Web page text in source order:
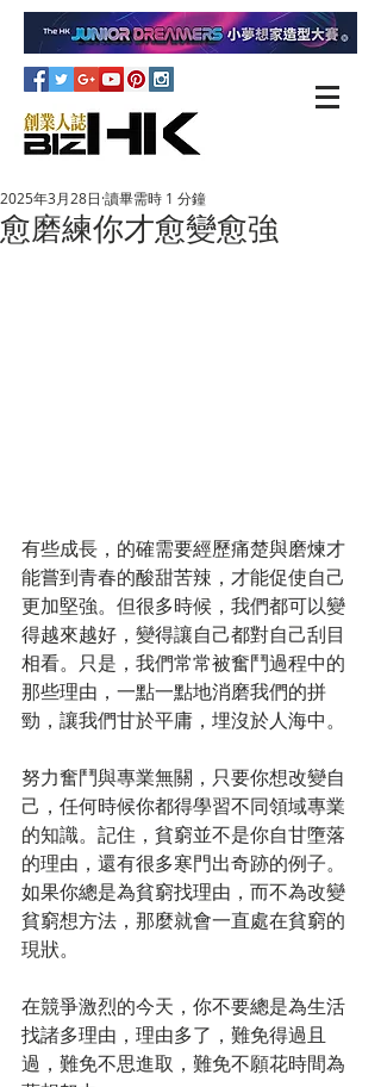
愈磨練你才愈變愈強
2025年3月28日 讀畢需時 1 分鐘
有些成長，的確需要經歷痛楚與磨煉才
能嘗到青春的酸甜苦辣，才能促使自己
更加堅強。但很多時候，我們都可以變
得越來越好，變得讓自己都對自己刮目
相看。只是，我們常常被奮鬥過程中的
那些理由，一點一點地消磨我們的拼
勁，讓我們甘於平庸，埋沒於人海中。
努力奮鬥與專業無關，只要你想改變自
己，任何時候你都得學習不同領域專業
的知識。記住，貧窮並不是你自甘墮落
的理由，還有很多寒門出奇跡的例子。
如果你總是為貧窮找理由，而不為改變
貧窮想方法，那麼就會一直處在貧窮的
現狀。
在競爭激烈的今天，你不要總是為生活
找諸多理由，理由多了，難免得過且
過，難免不思進取，難免不願花時間為